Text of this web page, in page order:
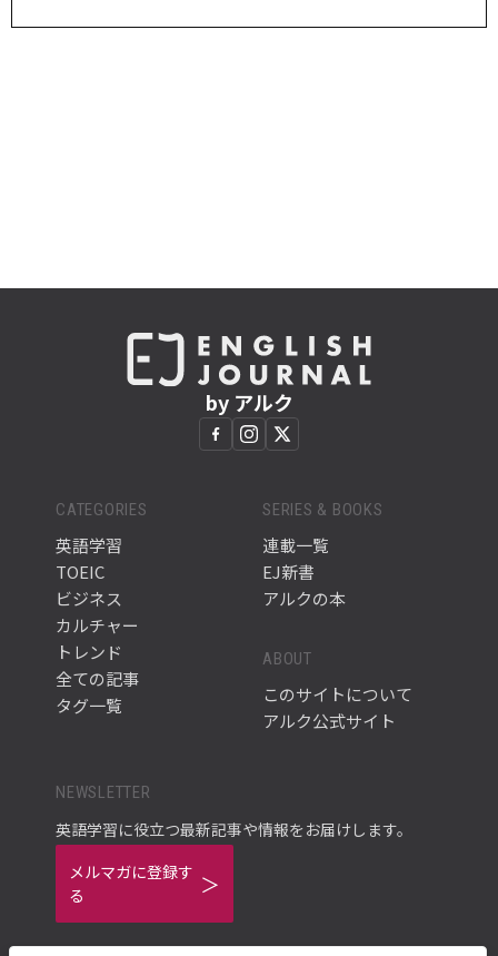
by アルク
CATEGORIES
英語学習
TOEIC
ビジネス
カルチャー
トレンド
全ての記事
タグ一覧
SERIES & BOOKS
連載一覧
EJ新書
アルクの本
ABOUT
このサイトについて
アルク公式サイト
NEWSLETTER
英語学習に役立つ最新記事や情報をお届けします。
メルマガに登録す
る